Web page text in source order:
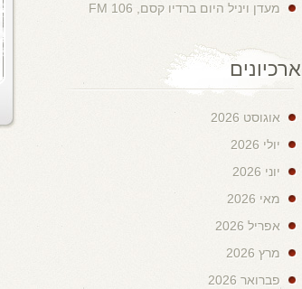
מעדן ויניל היום ברדיו קסם, 106 FM
ארכיונים
אוגוסט 2026
יולי 2026
יוני 2026
מאי 2026
אפריל 2026
מרץ 2026
פברואר 2026